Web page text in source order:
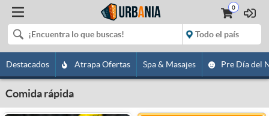
0
Destacados Atrapa Ofertas Spa & Masajes Pre Día del
Comida rápida